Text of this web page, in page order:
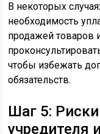
В некоторых
необходимость
продажей товаров
чтобы избежать
обязательств.
Шаг 5:
учредителя